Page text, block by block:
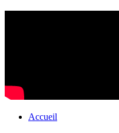
Accueil